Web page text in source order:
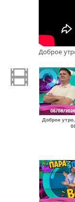
Доброе
Доброе